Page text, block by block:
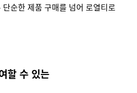
순한 제품 구매를 넘어 로열티로
할 수 있는